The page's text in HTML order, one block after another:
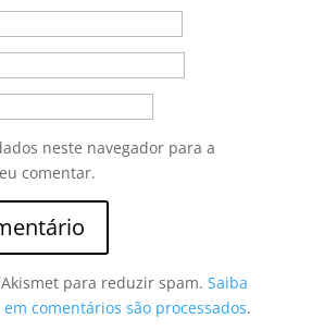
neste navegador para a
comentar.
para reduzir spam. Saiba
comentários são processados.